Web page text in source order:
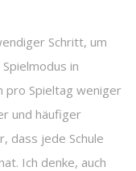
Schritt, um
in
pro Spieltag weniger
und häufiger
dass jede Schule
Ich denke, auch